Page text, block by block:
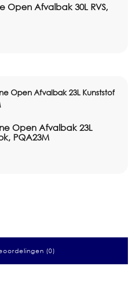
Open Afvalbak 30L RVS,
Open Afvalbak 23L
PQA23M
(0)